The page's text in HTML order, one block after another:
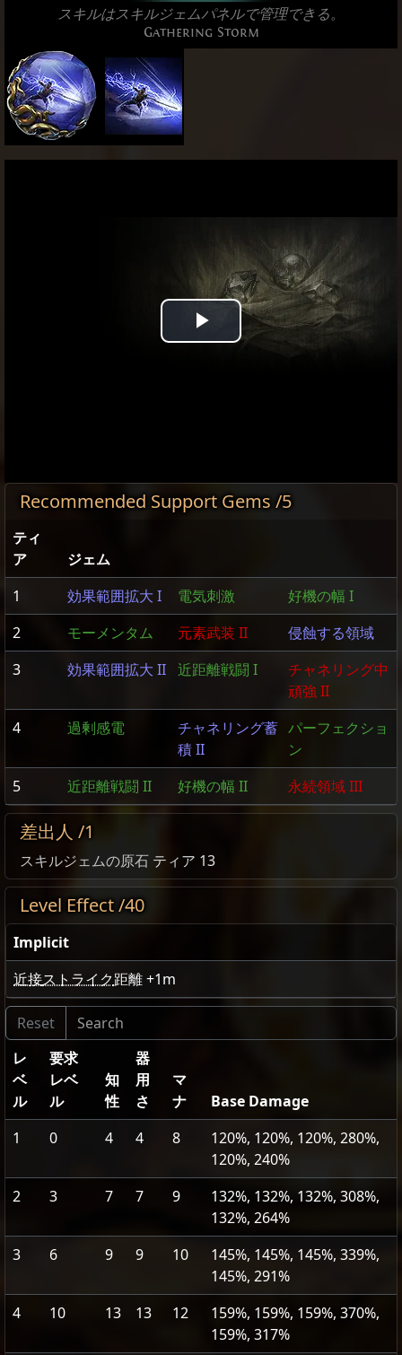
スキルはスキルジェムパネルで管理できる。
Gathering Storm
Play
Recommended Support Gems /5
ティ
ア
ジェム
1
効果範囲拡大 I 電気刺激
好機の幅 I
2
モーメンタム 元素武装 II
侵蝕する領域
3
効果範囲拡大 II 近距離戦闘 I
チャネリング中
頑強 II
4
過剰感電
チャネリング蓄
積 II
パーフェクショ
ン
5
近距離戦闘 II 好機の幅 II 永続領域 III
差出人 /1
スキルジェムの原石 ティア 13
Level Effect /40
Implicit
近接ストライク距離+1m
レ
ベ
ル
要求
レベ
ル
知
性
器
用
さ
マ
ナ
Base Damage
1
0 4 4 8
120%, 120%, 120%, 280%,
120%, 240%
2
3 7 7 9
132%, 132%, 132%, 308%,
132%, 264%
3
6 9 9 10
145%, 145%, 145%, 339%,
145%, 291%
4
10 13 13 12
159%, 159%, 159%, 370%,
159%, 317%